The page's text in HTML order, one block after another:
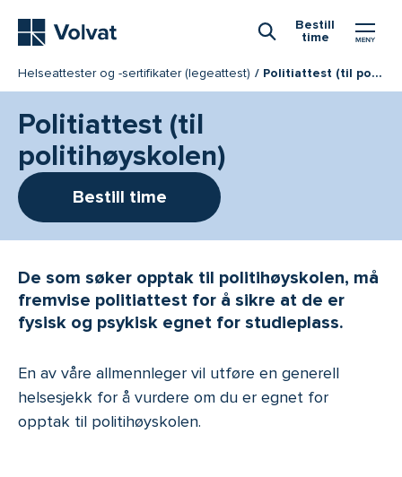
Bestill
time
Helseattester og -sertifikater (legeattest) Politiattest (til politihøyskolen)
Politiattest (til
politihøyskolen)
Bestill time
De som søker opptak til politihøyskolen, må
fremvise politiattest for å sikre at de er
fysisk og psykisk egnet for studieplass.
En av våre allmennleger vil utføre en generell
helsesjekk for å vurdere om du er egnet for
opptak til politihøyskolen.